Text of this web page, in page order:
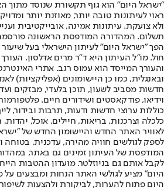
"ישראל היום" הוא גוף תקשורת שנוסד מתוך
ראוי לעיתונות טובה יותר, מאוזנת יותר
ולא צועקת. עיתונות אמינה, אובייקטיבית
הפך "ישראל היום" לעיתון הישראלי בעל
חול. מו"ל העיתון היא ד"ר מרים אדלסון.
והעורך המייסד הוא עמוס רגב. אתרי
חדשות מסביב לשעון, תוכן בלעדי, מבזקים
וידיאו, פודקאסטים ושידורים חיים.
כוללות ערוצי חדשות ודעות, תרבות ובידור,
לאוויר האתר החדש והיישומון החדש של
לספק לגולשים חוויה מהירה, עדכנית, בטוחה
המודפסת של העיתון זמינים גם באתר,
לקבל אותם גם בניוזלטר. מועדון ההטבות
היום" מציע לגולשי האתר הנחות ומבצעים על
היום פתוח להערות, לביקורת ולהצעות